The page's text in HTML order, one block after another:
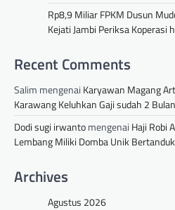
Rp8,9 Miliar FPKM Dusun
Kejati Jambi Periksa Koperasi
Recent Comments
Salim mengenai Karyawan Magang
Karawang Keluhkan Gaji sudah 2
Dodi sugi irwantomengenai Haji Robi
Lembang Miliki Domba Unik
Archives
Agustus 2026